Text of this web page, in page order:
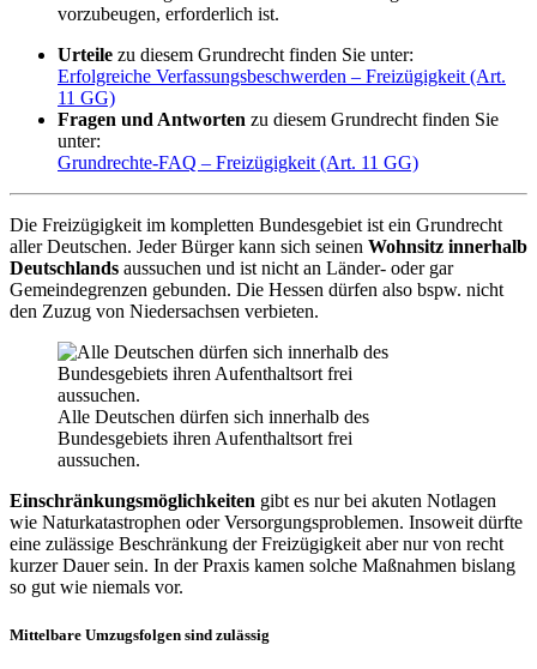
vorzubeugen, erforderlich ist.
Urteile zu diesem Grundrecht finden Sie unter:
Erfolgreiche Verfassungsbeschwerden – Freizügigkeit (Art.
11 GG)
Fragen und Antworten zu diesem Grundrecht finden Sie
unter:
Grundrechte-FAQ – Freizügigkeit (Art. 11 GG)
Die Freizügigkeit im kompletten Bundesgebiet ist ein Grundrecht
aller Deutschen. Jeder Bürger kann sich seinen Wohnsitz innerhalb
Deutschlands aussuchen und ist nicht an Länder- oder gar
Gemeindegrenzen gebunden. Die Hessen dürfen also bspw. nicht
den Zuzug von Niedersachsen verbieten.
Alle Deutschen dürfen sich innerhalb des
Bundesgebiets ihren Aufenthaltsort frei
aussuchen.
Einschränkungsmöglichkeiten gibt es nur bei akuten Notlagen
wie Naturkatastrophen oder Versorgungsproblemen. Insoweit dürfte
eine zulässige Beschränkung der Freizügigkeit aber nur von recht
kurzer Dauer sein. In der Praxis kamen solche Maßnahmen bislang
so gut wie niemals vor.
Mittelbare Umzugsfolgen sind zulässig